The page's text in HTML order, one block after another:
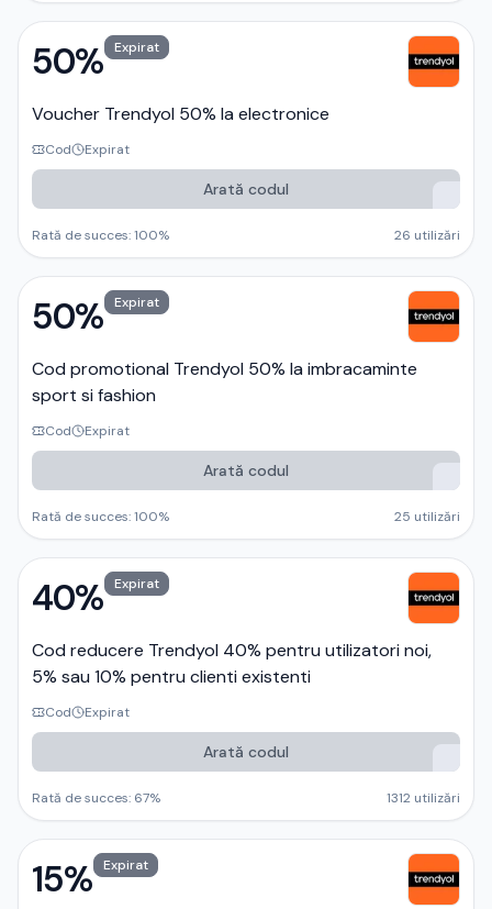
50% Expirat
Voucher Trendyol 50% la electronice
Cod Expirat
Arată codul
Rată de succes:100% 26 utilizări
50% Expirat
Cod promotional Trendyol 50% la imbracaminte
sport si fashion
Cod Expirat
Arată codul
Rată de succes:100% 25 utilizări
40% Expirat
Cod reducere Trendyol 40% pentru utilizatori noi,
5% sau 10% pentru clienti existenti
Cod Expirat
Arată codul
Rată de succes: 67% 1312 utilizări
15% Expirat